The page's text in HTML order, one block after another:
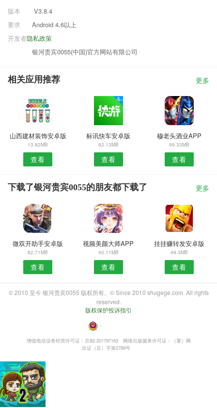
版本
V3.8.4
要求
Android 4.6以上
隐私政策
开发者
银河贵宾0055(中国)官方网站有限公司
相关应用推荐 更多
山西建材装饰安卓版
13.82MB
查看
标讯快车安卓版
92.13MB
查看
穆老头酒业APP
99.33MB
查看
下载了银河贵宾0055的朋友都下载了 更多
微双开助手安卓版
82.71MB
查看
视频美颜大师APP
40.11MB
查看
挂挂赚转发安卓版
49.3MB
查看
© 2010 至今 银河贵宾0055 版权所有。© Since 2010 shugege.com. All rights
reserved.
版权保护投诉指引
・
增值电信业务经营许可证：京B2-201797163
网络出版服务许可证：（署）网
出证（京）字第2799号